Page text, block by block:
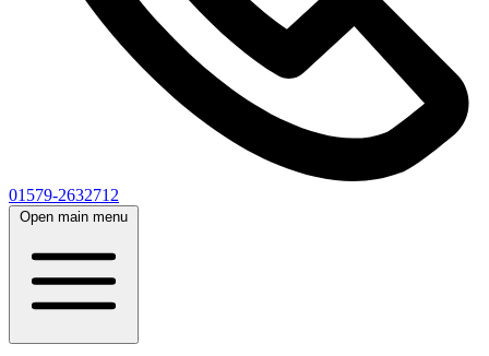
01579-2632712
Open main menu